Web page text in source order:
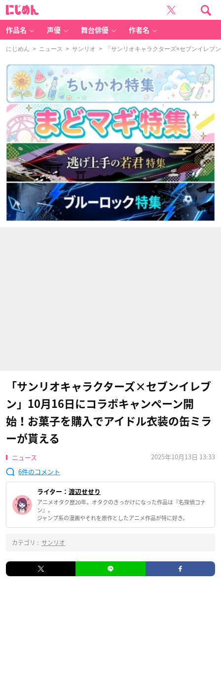
作品名 声優 舞台俳優 作者名
にじめん > ニュース > サンリオ > 「サンリオキャラクターズ×セブンイレブ
「サンリオキャラクターズ×セブンイレブ
ン」10月16日にコラボキャンペーン開
始！お菓子を購入でアイドル衣装の缶ミラ
ーが貰える
ニュース
2025年10月13日 13:33
6
ライター： 渡辺せせり
アニメオタク歴20年。オタクのきっかけになった作品は『名探偵コナ
ン』。
ジャンプ系の漫画やそれを原作としたアニメ作品が特に好き。
カテゴリ : サンリオ